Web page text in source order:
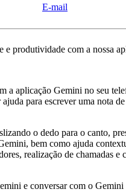
E-mail
produtividade com a nossa
a aplicação Gemini no seu
para escrever uma nota
o dedo para o canto,
bem como ajuda
realização de chamadas e
e conversar com o